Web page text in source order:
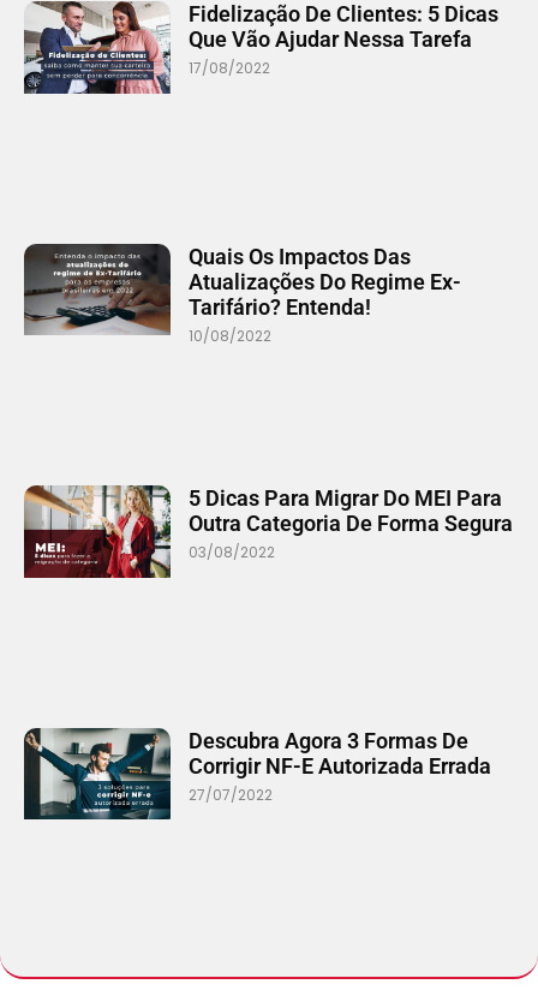
Fidelização De Clientes: 5 Dicas
Que Vão Ajudar Nessa Tarefa
17/08/2022
Quais Os Impactos Das
Atualizações Do Regime Ex-
Tarifário? Entenda!
10/08/2022
5 Dicas Para Migrar Do MEI Para
Outra Categoria De Forma Segura
03/08/2022
Descubra Agora 3 Formas De
Corrigir NF-E Autorizada Errada
27/07/2022